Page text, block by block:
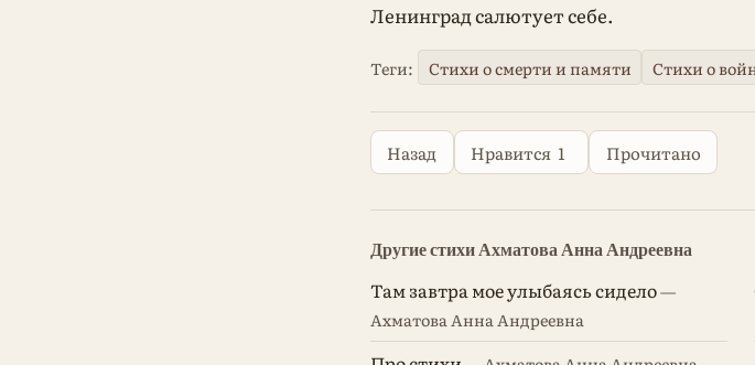
Ленинград салютует себе.
Теги: Стихи о смерти и памяти Стихи о
Назад Нравится 1 Прочитано
Другие стихи Ахматова Анна Андреевна
Там завтра мое улыбаясь сидело—
Ахматова Анна Андреевна